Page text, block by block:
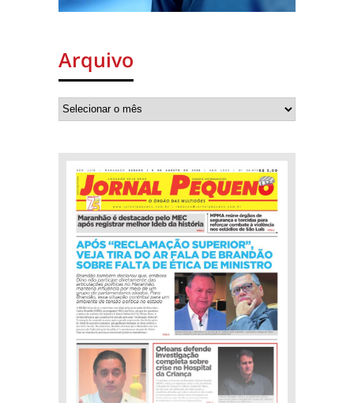
Arquivo